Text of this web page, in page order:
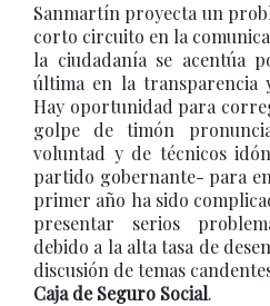
Sanmartín proyecta un
corto circuito en la
la ciudadanía se acentúa
última en la transparencia
Hay oportunidad para
golpe de timón
voluntad y de técnicos
partido gobernante- para
primer año ha sido
presentar serios
debido a la alta tasa de
discusión de temas
Caja de Seguro Social.